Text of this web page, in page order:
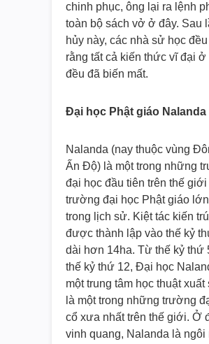
chinh phục, ông lại ra lệnh
toàn bộ sách vở ở đây. Sau
hủy này, các nhà sử học
rằng tất cả kiến thức vĩ đại ở
đều đã biến mất.
Đại học Phật giáo Nalanda
Nalanda (nay thuộc vùng
Ấn Độ) là một trong những
đại học đầu tiên trên thế giới
trường đại học Phật giáo
trong lịch sử. Kiệt tác kiến
được thành lập vào thế kỷ
dài hơn 14ha. Từ thế kỷ thứ
thế kỷ thứ 12, Đại học
một trung tâm học thuật xuất
là một trong những trường
cổ xưa nhất trên thế giới. Ở
vinh quang, Nalanda là ngôi